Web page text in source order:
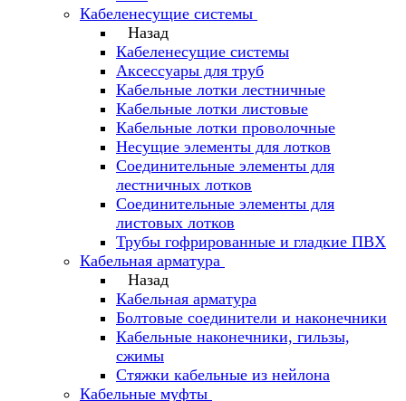
Кабеленесущие системы
Назад
Кабеленесущие системы
Аксессуары для труб
Кабельные лотки лестничные
Кабельные лотки листовые
Кабельные лотки проволочные
Несущие элементы для лотков
Соединительные элементы для
лестничных лотков
Соединительные элементы для
листовых лотков
Трубы гофрированные и гладкие ПВХ
Кабельная арматура
Назад
Кабельная арматура
Болтовые соединители и наконечники
Кабельные наконечники, гильзы,
сжимы
Стяжки кабельные из нейлона
Кабельные муфты